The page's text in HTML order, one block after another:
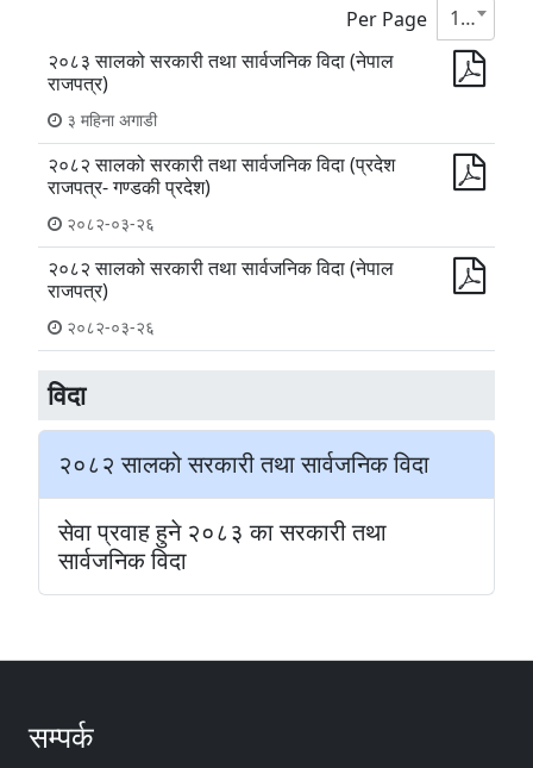
विदा
२०८२ सालको सरकारी तथा सार्वजनिक विदा
सेवा प्रवाह हुने २०८३ का सरकारी तथा
सार्वजनिक विदा
Per Page
10
२०८३ सालको सरकारी तथा सार्वजनिक विदा (नेपाल
राजपत्र)
३ महिना अगाडी
२०८२ सालको सरकारी तथा सार्वजनिक विदा (प्रदेश
राजपत्र- गण्डकी प्रदेश)
२०८२-०३-२६
२०८२ सालको सरकारी तथा सार्वजनिक विदा (नेपाल
राजपत्र)
२०८२-०३-२६
सम्पर्क